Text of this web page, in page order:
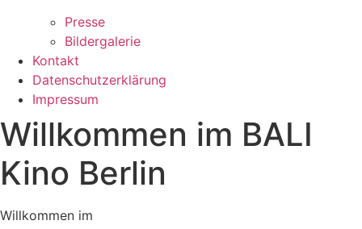
Presse
Bildergalerie
Kontakt
Datenschutzerklärung
Impressum
Willkommen im BALI
Kino Berlin
Willkommen im